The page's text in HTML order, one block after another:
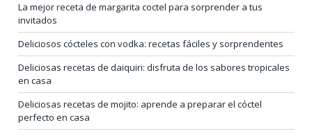
La mejor receta de margarita coctel para sorprender a tus
invitados
Deliciosos cócteles con vodka: recetas fáciles y sorprendentes
Deliciosas recetas de daiquiri: disfruta de los sabores tropicales
en casa
Deliciosas recetas de mojito: aprende a preparar el cóctel
perfecto en casa